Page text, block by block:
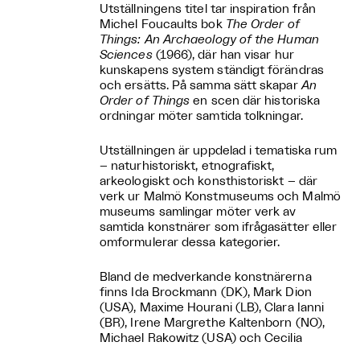
Utställningens titel tar inspiration från
Michel Foucaults bok The Order of
Things: An Archaeology of the Human
Sciences(1966), där han visar hur
kunskapens system ständigt förändras
och ersätts. På samma sätt skapar An
Order of Things en scen där historiska
ordningar möter samtida tolkningar.
Utställningen är uppdelad i tematiska rum
– naturhistoriskt, etnografiskt,
arkeologiskt och konsthistoriskt – där
verk ur Malmö Konstmuseums och Malmö
museums samlingar möter verk av
samtida konstnärer som ifrågasätter eller
omformulerar dessa kategorier.
Bland de medverkande konstnärerna
finns Ida Brockmann (DK), Mark Dion
(USA), Maxime Hourani (LB), Clara Ianni
(BR), Irene Margrethe Kaltenborn (NO),
Michael Rakowitz (USA) och Cecilia